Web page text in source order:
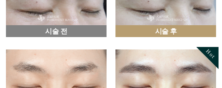
시술 전 시술 후
Hot